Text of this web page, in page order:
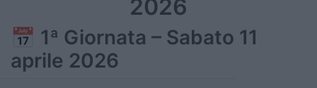
2026
📅 1ª Giornata – Sabato 11
aprile 2026